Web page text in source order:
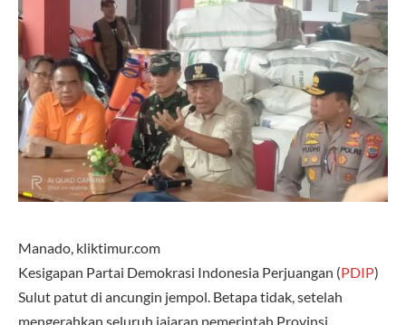
Manado, kliktimur.com
Kesigapan Partai Demokrasi Indonesia Perjuangan (PDIP)
Sulut patut di ancungin jempol. Betapa tidak, setelah
mengerahkan seluruh jajaran pemerintah Provinsi